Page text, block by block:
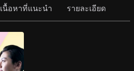
เนื้อหาที่แนะนำ รายละเอียด